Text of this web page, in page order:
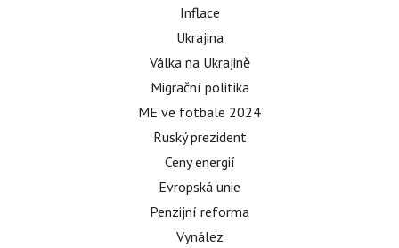
Inflace
Ukrajina
Válka na Ukrajině
Migrační politika
ME ve fotbale 2024
Ruský prezident
Ceny energií
Evropská unie
Penzijní reforma
Vynález